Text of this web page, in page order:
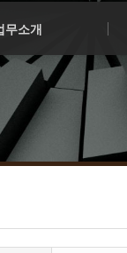
무소개
낸스